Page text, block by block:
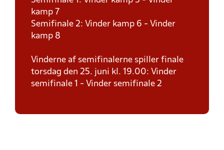
kamp 7
Semifinale 2: Vinder kamp 6 - Vinder
kamp 8
Vinderne af semifinalerne spiller finale
torsdag den 25. juni kl. 19.00: Vinder
semifinale 1 - Vinder semifinale 2